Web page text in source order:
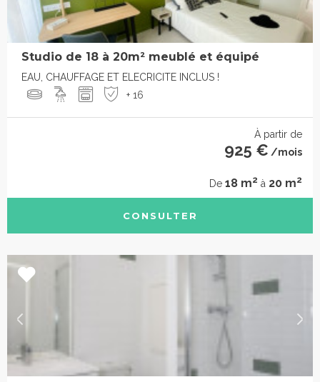
Studio de 18 à 20m² meublé et équipé
EAU, CHAUFFAGE ET ELECRICITE INCLUS !
+ 16
À partir de
925 € /mois
De 18 m2 à 20 m2
CONSULTER